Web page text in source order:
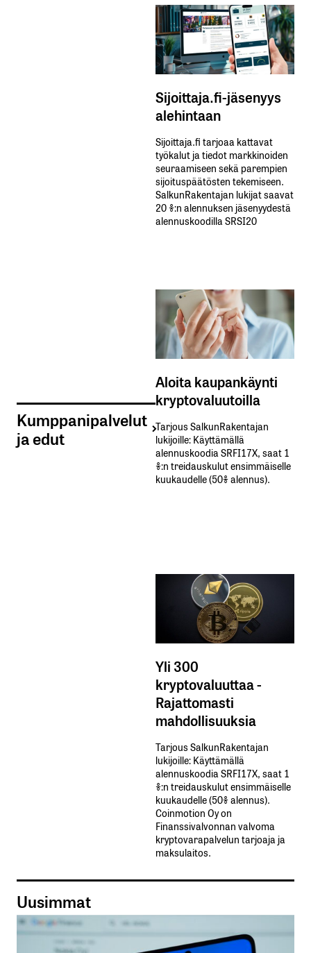
Kumppanipalvelut
ja edut
Sijoittaja.fi-jäsenyys
alehintaan
Sijoittaja.fi tarjoaa kattavat
työkalut ja tiedot markkinoiden
seuraamiseen sekä parempien
sijoituspäätösten tekemiseen.
SalkunRakentajan lukijat saavat
20 %:n alennuksen jäsenyydestä
alennuskoodilla SRSI20
Aloita kaupankäynti
kryptovaluutoilla
Tarjous SalkunRakentajan
lukijoille: Käyttämällä​ ​
alennuskoodia​ ​SRFI17X,​ ​saat​ ​1
%:n treidauskulut​ ​ensimmäiselle​ ​
kuukaudelle​ ​(50%​ ​alennus).
Yli 300
kryptovaluuttaa -
Rajattomasti
mahdollisuuksia
Tarjous SalkunRakentajan
lukijoille: Käyttämällä​ ​
alennuskoodia​ ​SRFI17X,​ ​saat​ ​1
%:n treidauskulut​ ​ensimmäiselle​ ​
kuukaudelle​ ​(50%​ ​alennus).
Coinmotion Oy on
Finanssivalvonnan valvoma
kryptovarapalvelun tarjoaja ja
maksulaitos.
Uusimmat